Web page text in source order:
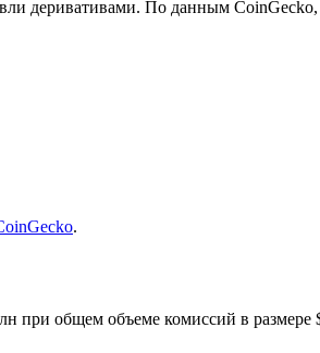
деривативами. По данным
.
при общем объеме комиссий в